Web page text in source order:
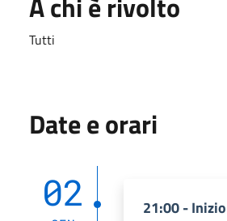
Tutti
Date e orari
02 21:00 -